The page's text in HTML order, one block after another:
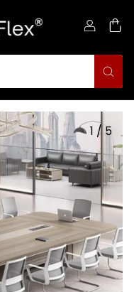
1 / 5